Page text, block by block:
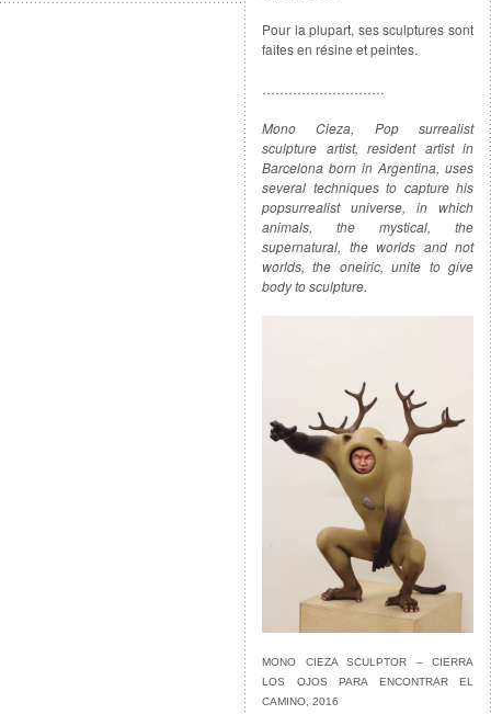
Pour la plupart, ses sculptures sont
faites en résine et peintes.
……………………….
Mono Cieza, Pop surrealist
sculpture artist, resident artist in
Barcelona born in Argentina, uses
several techniques to capture his
popsurrealist universe, in which
animals, the mystical, the
supernatural, the worlds and not
worlds, the oneiric, unite to give
body to sculpture.
MONO CIEZA SCULPTOR – CIERRA
LOS OJOS PARA ENCONTRAR EL
CAMINO, 2016